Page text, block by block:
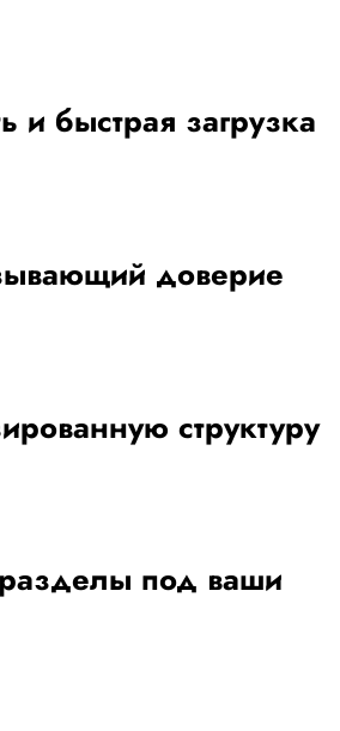
и быстрая загрузка
доверие
структуру
под ваши